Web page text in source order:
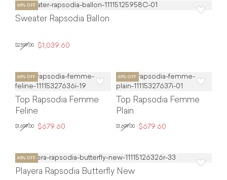
Sweater Rapsodia Ballon
$2,599.00 $1,039.60
Top Rapsodia Femme
Feline
$1,699.00 $679.60
Top Rapsodia Femme
Plain
$1,699.00 $679.60
Playera Rapsodia Butterfly New